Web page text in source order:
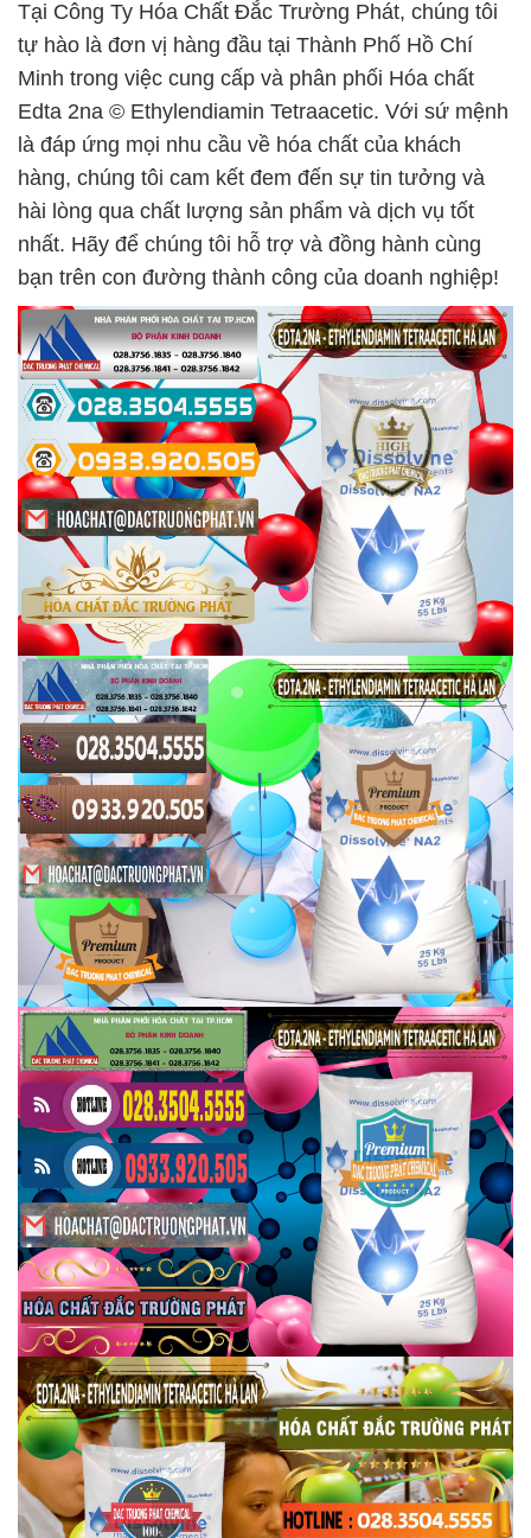
Tại Công Ty Hóa Chất Đắc Trường Phát, chúng tôi
tự hào là đơn vị hàng đầu tại Thành Phố Hồ Chí
Minh trong việc cung cấp và phân phối Hóa chất
Edta 2na © Ethylendiamin Tetraacetic. Với sứ mệnh
là đáp ứng mọi nhu cầu về hóa chất của khách
hàng, chúng tôi cam kết đem đến sự tin tưởng và
hài lòng qua chất lượng sản phẩm và dịch vụ tốt
nhất. Hãy để chúng tôi hỗ trợ và đồng hành cùng
bạn trên con đường thành công của doanh nghiệp!